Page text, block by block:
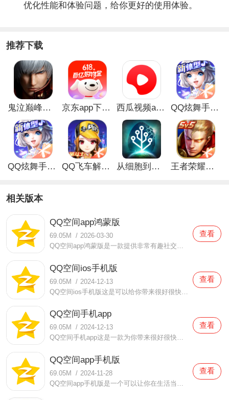
优化性能和体验问题，给你更好的使用体验。
推荐下载
鬼泣巅峰之战最新破解版 京东app下载安装 西瓜视频app安卓版 QQ炫舞手游破解版
QQ炫舞手游解锁版 QQ飞车解锁版无限钻石最新版 从细胞到奇点手游 王者荣耀无限点券解锁版
相关版本
QQ空间app鸿蒙版
69.05M / 2026-03-30
QQ空间app鸿蒙版是一款提供非常有趣社交环境的手机软件，QQ空间app鸿蒙版这款软件当中有非常多的资讯可以让你了解，并且可以让你非常快速的知道那些是你非常感兴趣的，好友们的生活动态、学习动态、游戏动态等等都是可以相互分享，并且可以点赞评论的，大家在使用这款软件的时
查看
QQ空间ios手机版
69.05M / 2024-12-13
查看
QQ空间手机app
69.05M / 2024-12-13
QQ空间手机app这是一款为你带来很好很快乐的社交内容，可以给你带来相当好的聊天体验的手机软件，这里有各种好友的动态，可以感受很多有趣好玩的事情，而且这里还可以为你带来各种精彩的体验与互动，各种功能都很好用，不仅可以给你带来最好最精彩的内容互动，还可以为你提供
查看
QQ空间app手机版
69.05M / 2024-11-28
查看